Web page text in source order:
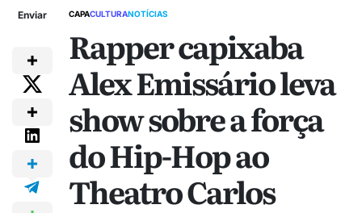
Enviar CAPACULTURANOTÍCIAS
Rapper capixaba
Alex Emissário leva
show sobre a força
do Hip-Hop ao
Theatro Carlos